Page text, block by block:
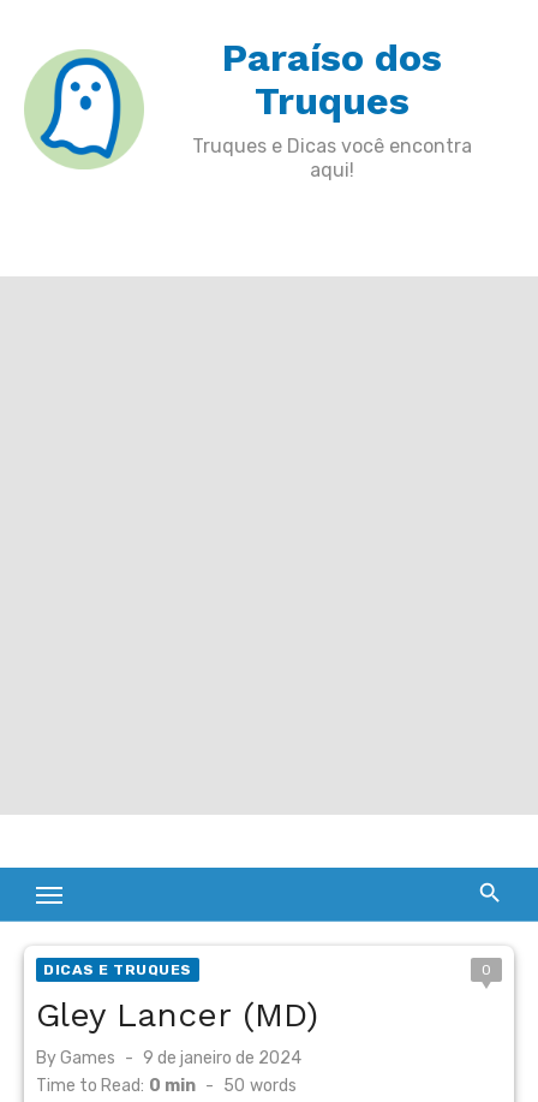
content
Paraíso dos
Truques
Truques e Dicas você encontra
aqui!
DICAS E TRUQUES 0
Gley Lancer (MD)
ByGames
Posted
on
9 de janeiro de 2024
Time to Read: 0 min - 50 words